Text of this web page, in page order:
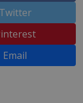
Twitter
Email